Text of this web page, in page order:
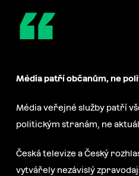
“
Média patří občanům, ne
Média veřejné služby patří
politickým stranám, ne
Česká televize a Český
vytvářely nezávislý